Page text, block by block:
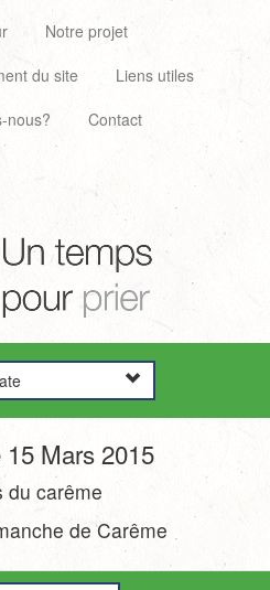
Notre projet
du site
Liens utiles
nous?
Contact
Mars 2015
du carême
de Carême